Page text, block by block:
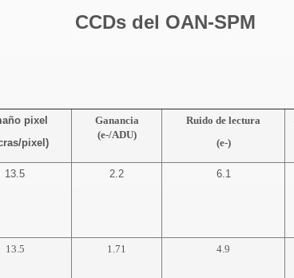
CCDs del OAN-SPM
pixel
pixel)
Ganancia
(e-/ADU)
Ruido de lectura
(e-)
13.5 2.2 6.1
13.5 1.71 4.9